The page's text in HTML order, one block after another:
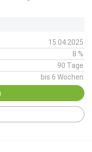
15.04.2025
8 %
90 Tage
bis 6 Wochen